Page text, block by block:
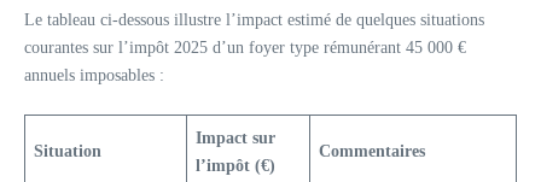
Le tableau ci-dessous illustre l’impact estimé de quelques situations
courantes sur l’impôt 2025 d’un foyer type rémunérant 45 000 €
annuels imposables :
Situation
Impact sur
l’impôt (€)
Commentaires